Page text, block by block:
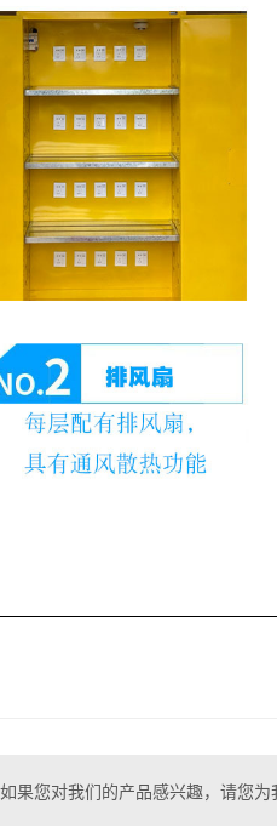
果您对我们的产品感兴趣，请您